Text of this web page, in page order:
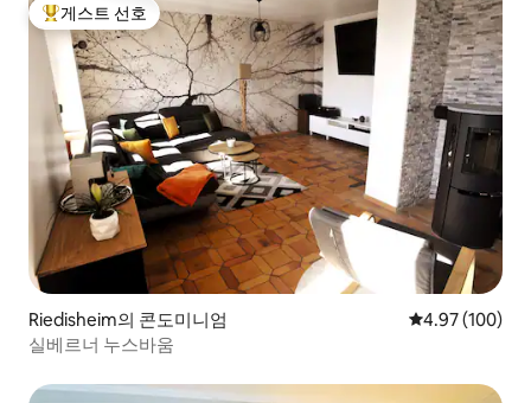
상위 게스트 선호
게스트 선호
Riedisheim의 콘도미니엄 평점 4.97점(5
4.97 (100)
실베르너 누스바움